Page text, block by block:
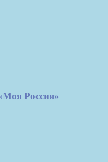
Россия»